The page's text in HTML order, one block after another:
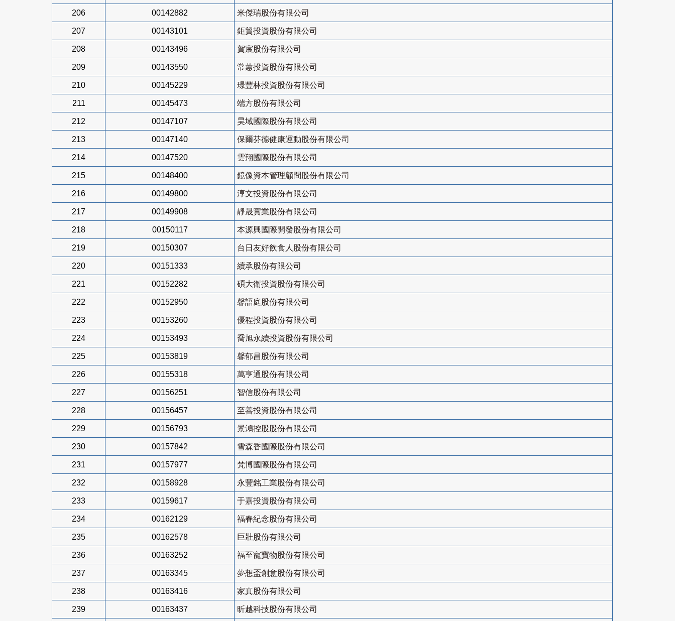
206 00142882 米傑瑞股份有限公司
207 00143101 鉅貿投資股份有限公司
208 00143496 賀宸股份有限公司
209 00143550 常蕙投資股份有限公司
210 00145229 璟豐林投資股份有限公司
211 00145473 端方股份有限公司
212 00147107 昊域國際股份有限公司
213 00147140 保爾芬德健康運動股份有限公司
214 00147520 雲翔國際股份有限公司
215 00148400 鏡像資本管理顧問股份有限公司
216 00149800 淳文投資股份有限公司
217 00149908 靜晟實業股份有限公司
218 00150117 本源興國際開發股份有限公司
219 00150307 台日友好飲食人股份有限公司
220 00151333 續承股份有限公司
221 00152282 碩大衛投資股份有限公司
222 00152950 馨語庭股份有限公司
223 00153260 優程投資股份有限公司
224 00153493 喬旭永續投資股份有限公司
225 00153819 馨郁昌股份有限公司
226 00155318 萬亨通股份有限公司
227 00156251 智信股份有限公司
228 00156457 至善投資股份有限公司
229 00156793 景鴻控股股份有限公司
230 00157842 雪森香國際股份有限公司
231 00157977 梵博國際股份有限公司
232 00158928 永豐銘工業股份有限公司
233 00159617 于嘉投資股份有限公司
234 00162129 福春紀念股份有限公司
235 00162578 巨壯股份有限公司
236 00163252 福至寵寶物股份有限公司
237 00163345 夢想盃創意股份有限公司
238 00163416 家真股份有限公司
239 00163437 昕越科技股份有限公司